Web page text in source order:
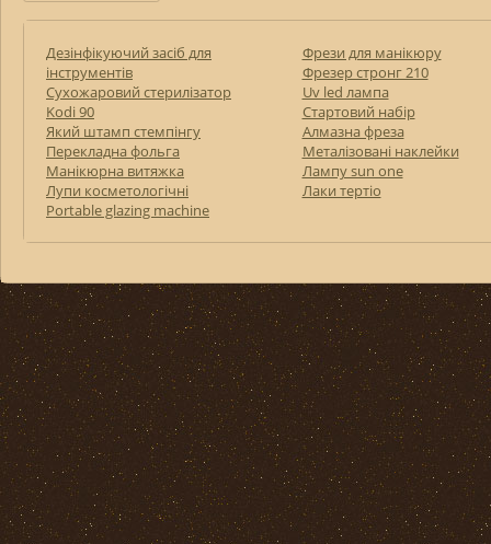
Дезінфікуючий засіб для
інструментів
Сухожаровий стерилізатор
Kodi 90
Який штамп стемпінгу
Перекладна фольга
Манікюрна витяжка
Лупи косметологічні
Portable glazing machine
Фрези для манікюру
Фрезер стронг 210
Uv led лампа
Стартовий набір
Алмазна фреза
Металізовані наклейки
Лампу sun one
Лаки тертіо